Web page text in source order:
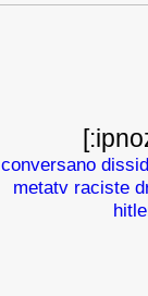
conversano
metatv raciste